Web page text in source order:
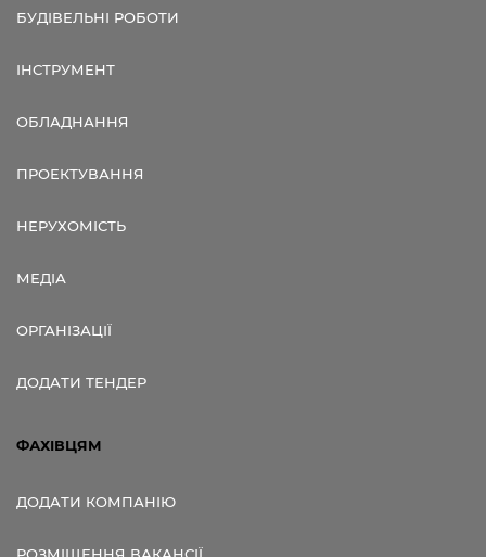
БУДІВЕЛЬНІ РОБОТИ
ІНСТРУМЕНТ
ОБЛАДНАННЯ
ПРОЕКТУВАННЯ
НЕРУХОМІСТЬ
МЕДІА
ОРГАНІЗАЦІЇ
ДОДАТИ ТЕНДЕР
ФАХІВЦЯМ
ДОДАТИ КОМПАНІЮ
РОЗМІЩЕННЯ ВАКАНСІЇ